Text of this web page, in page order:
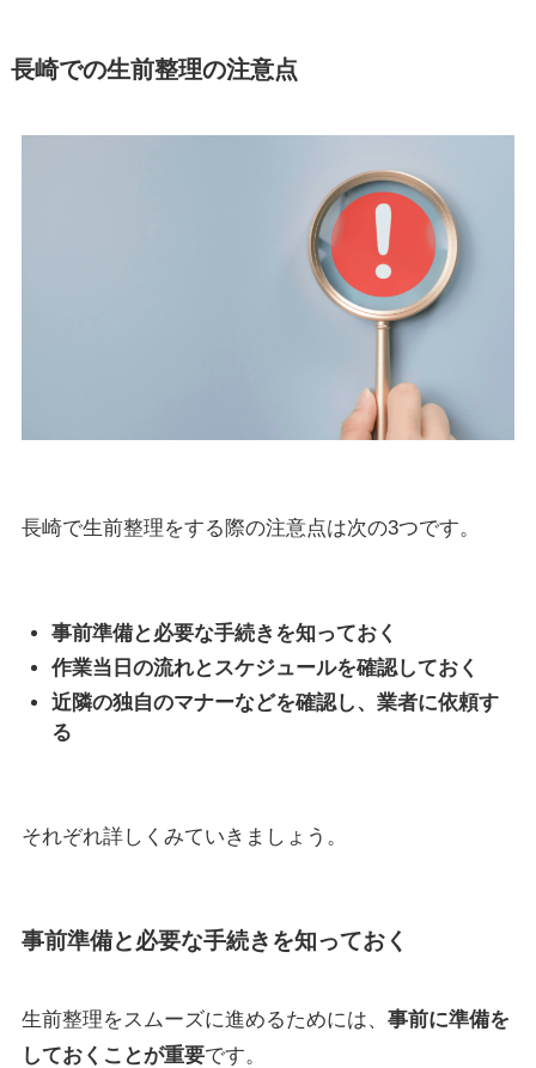
長崎での生前整理の注意点
長崎で生前整理をする際の注意点は次の3つです。
事前準備と必要な手続きを知っておく
作業当日の流れとスケジュールを確認しておく
近隣の独自のマナーなどを確認し、業者に依頼す
る
それぞれ詳しくみていきましょう。
事前準備と必要な手続きを知っておく
生前整理をスムーズに進めるためには、 事前に準備を
しておくことが重要です。